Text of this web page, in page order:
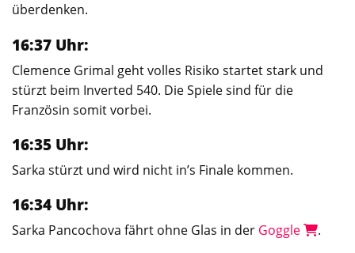
überdenken.
16:37 Uhr:
Clemence Grimal geht volles Risiko startet stark und
stürzt beim Inverted 540. Die Spiele sind für die
Französin somit vorbei.
16:35 Uhr:
Sarka stürzt und wird nicht in’s Finale kommen.
16:34 Uhr:
Sarka Pancochova fährt ohne Glas in der Goggle .